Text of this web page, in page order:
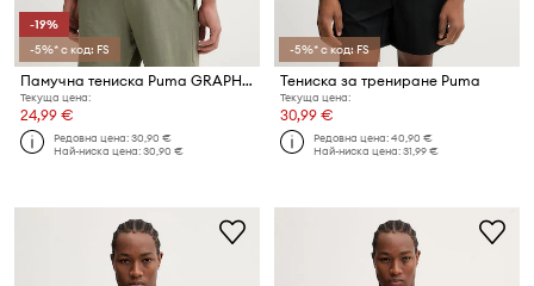
-19%
-5%* с код: FS
Памучна тениска Puma GRAPHIC
Текуща цена:
24,99 €
Редовна цена:30,90 €
Най-ниска цена:30,90 €
-5%* с код: FS
Тениска за трениране Puma
Текуща цена:
30,99 €
Редовна цена:40,90 €
Най-ниска цена:31,99 €